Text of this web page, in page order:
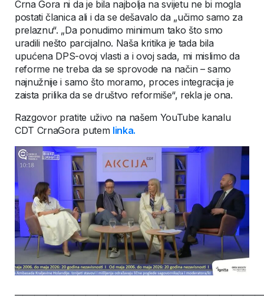
Crna Gora ni da je bila najbolja na svijetu ne bi mogla
postati članica ali i da se dešavalo da „učimo samo za
prelaznu“. „Da ponudimo minimum tako što smo
uradili nešto parcijalno. Naša kritika je tada bila
upućena DPS-ovoj vlasti a i ovoj sada, mi mislimo da
reforme ne treba da se sprovode na način – samo
najnužnije i samo što moramo, proces integracija je
zaista prilika da se društvo reformiše“, rekla je ona.
Razgovor pratite uživo na našem YouTube kanalu
CDT CrnaGora putem linka.